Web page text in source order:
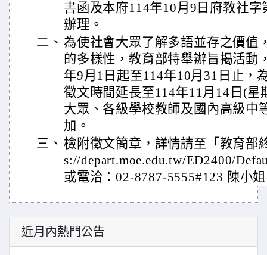
書函及本府114年10月9日府教社
辦理。
二、 為使社會大眾了解多語並存之價值
的多樣性，教育部特舉辦旨揭活動
年9月1日起至114年10月31日止，
徵文時間延長至114年11月14日(星
大眾、各級學校教師及國內高級中
加。
三、 檢附徵文簡章，詳情請至「教育部
s://depart.moe.edu.tw/ED2400/
或電洽：02-8787-5555#123 陳小
近月內熱門公告